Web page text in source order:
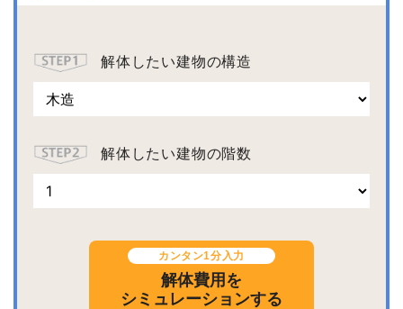
解体したい建物の構造
解体したい建物の階数
カンタン1分入力
解体費用を
シミュレーションする